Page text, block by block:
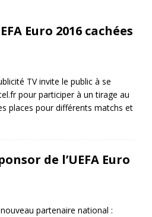
par adidas est de retour à
Euro 2016 cachées
TV invite le public à se
pour participer à un tirage au
places pour différents matchs et
de l’UEFA Euro
partenaire national :